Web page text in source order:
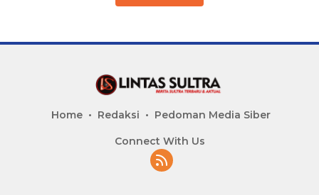
Home Redaksi Pedoman Media Siber
Connect With Us